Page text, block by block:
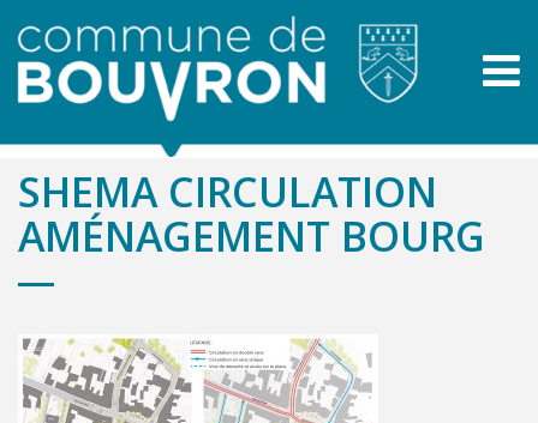
SHEMA CIRCULATION
AMÉNAGEMENT BOURG